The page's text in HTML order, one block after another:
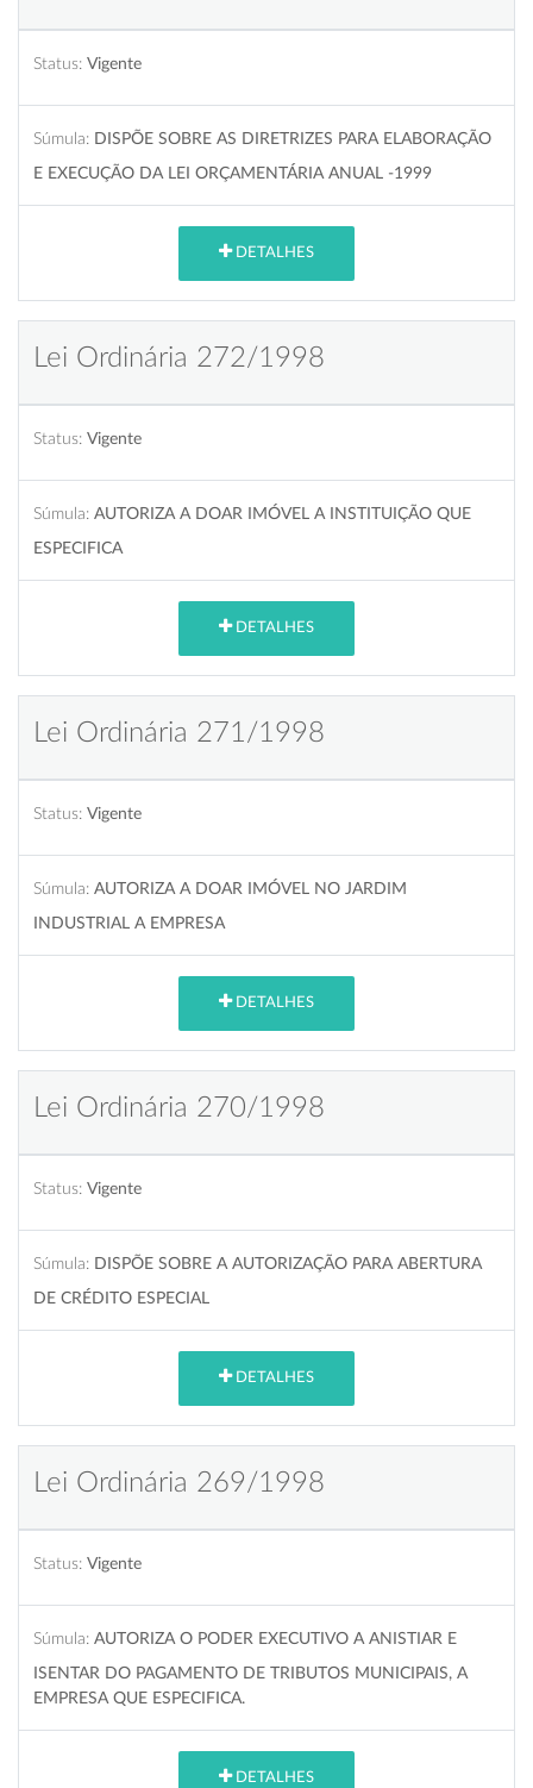
Status: Vigente
Súmula: DISPÕE SOBRE AS DIRETRIZES PARA ELABORAÇÃO
E EXECUÇÃO DA LEI ORÇAMENTÁRIA ANUAL -1999
DETALHES
Lei Ordinária 272/1998
Status: Vigente
Súmula: AUTORIZA A DOAR IMÓVEL A INSTITUIÇÃO QUE
ESPECIFICA
DETALHES
Lei Ordinária 271/1998
Status: Vigente
Súmula: AUTORIZA A DOAR IMÓVEL NO JARDIM
INDUSTRIAL A EMPRESA
DETALHES
Lei Ordinária 270/1998
Status: Vigente
Súmula: DISPÕE SOBRE A AUTORIZAÇÃO PARA ABERTURA
DE CRÉDITO ESPECIAL
DETALHES
Lei Ordinária 269/1998
Status: Vigente
Súmula: AUTORIZA O PODER EXECUTIVO A ANISTIAR E
ISENTAR DO PAGAMENTO DE TRIBUTOS MUNICIPAIS, A
EMPRESA QUE ESPECIFICA.
DETALHES